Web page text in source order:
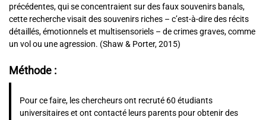
précédentes, qui se concentraient sur des faux souvenirs banals,
cette recherche visait des souvenirs riches – c’est-à-dire des récits
détaillés, émotionnels et multisensoriels – de crimes graves, comme
un vol ou une agression. (Shaw & Porter, 2015)
Méthode :
Pour ce faire, les chercheurs ont recruté 60 étudiants
universitaires et ont contacté leurs parents pour obtenir des